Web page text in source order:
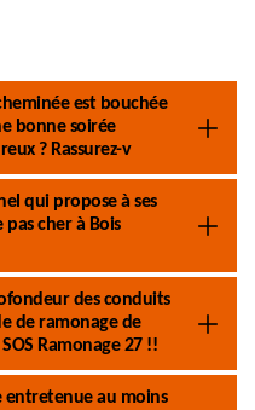
est bouchée
bonne soirée
? Rassurez-v
qui propose à ses
cher à Bois
des conduits
de ramonage de
Ramonage 27 !!
entretenue au moins